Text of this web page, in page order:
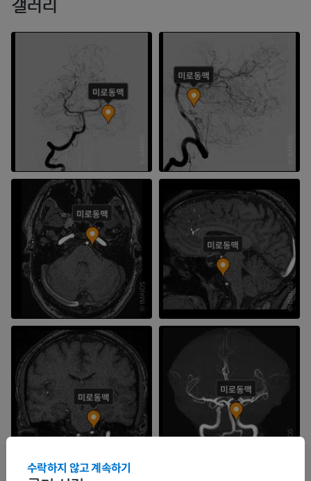
갤러리
수락하지 않고 계속하기